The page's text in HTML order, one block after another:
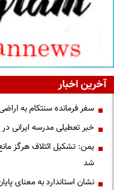
آخرین اخبار
سفر فرمانده سنتکام به
خبر تعطیلی مدرسه ایرانی
یمن: تشکیل ائتلاف هرگز
شد
نشان استاندارد به معنای